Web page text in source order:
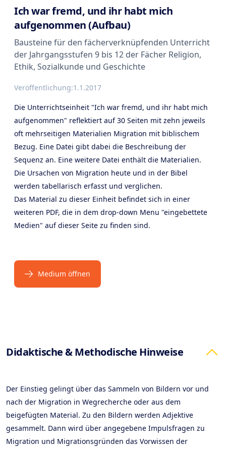
Ich war fremd, und ihr habt mich
aufgenommen (Aufbau)
Bausteine für den fächerverknüpfenden Unterricht
der Jahrgangsstufen 9 bis 12 der Fächer Religion,
Ethik, Sozialkunde und Geschichte
Veröffentlichung:1.1.2017
Die Unterrichtseinheit "Ich war fremd, und ihr habt mich
aufgenommen" reflektiert auf 30 Seiten mit zehn jeweils
oft mehrseitigen Materialien Migration mit biblischem
Bezug. Eine Datei gibt dabei die Beschreibung der
Sequenz an. Eine weitere Datei enthält die Materialien.
Die Ursachen von Migration heute und in der Bibel
werden tabellarisch erfasst und verglichen.
Das Material zu dieser Einheit befindet sich in einer
weiteren PDF, die in dem drop-down Menu "eingebettete
Medien" auf dieser Seite zu finden sind.
Medium öffnen
Products
Didaktische & Methodische Hinweise
Der Einstieg gelingt über das Sammeln von Bildern vor und
nach der Migration in Wegrecherche oder aus dem
beigefügten Material. Zu den Bildern werden Adjektive
gesammelt. Dann wird über angegebene Impulsfragen zu
Migration und Migrationsgründen das Vorwissen der